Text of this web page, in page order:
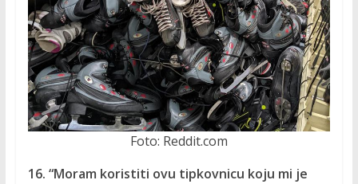
Foto: Reddit.com
16. “Moram koristiti ovu tipkovnicu koju mi ​​je